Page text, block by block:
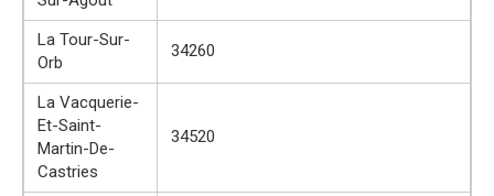
La Tour-Sur-
Orb
34260
La Vacquerie-
Et-Saint-
Martin-De-
Castries
34520